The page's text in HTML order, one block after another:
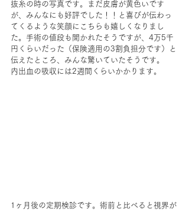
抜糸の時の写真です。まだ皮膚が黄色いです
が、みんなにも好評でした！！と喜びが伝わっ
てくるような笑顔にこちらも嬉しくなりまし
た。手術の値段も聞かれたそうですが、4万5千
円くらいだった（保険適用の3割負担分です）と
伝えたところ、みんな驚いていたそうです。
内出血の吸収には2週間くらいかかります。
1ヶ月後の定期検診です。術前と比べると視界が